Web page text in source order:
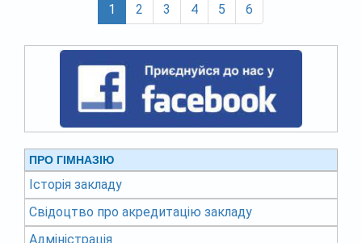
1 (current)
2 3 4 5 6
ПРО ГІМНАЗІЮ
Історія закладу
Свідоцтво про акредитацію закладу
Адміністрація